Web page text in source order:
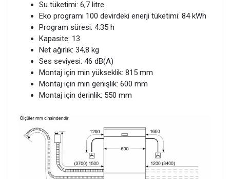
Su tüketimi: 6,7 litre
Eko programı 100 devirdeki enerji tüketimi: 84 kWh
Program süresi: 4:35 h
Kapasite: 13
Net ağırlık: 34,8 kg
Ses seviyesi: 46 dB(A)
Montaj için min yükseklik: 815 mm
Montaj için min genişlik: 600 mm
Montaj için derinlik: 550 mm